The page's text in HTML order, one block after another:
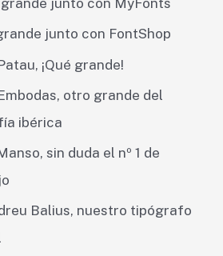
grande junto con MyFonts
junto con FontShop
¡Qué grande!
otro grande del
ibérica
sin duda el nº 1 de
Balius, nuestro tipógrafo